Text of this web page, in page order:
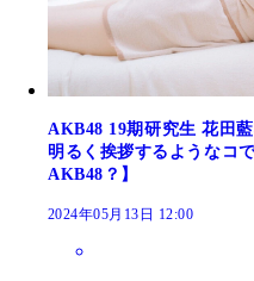
AKB48 19期研究生 花田
明るく挨拶するようなコ
AKB48？】
2024年05月13日 12:00